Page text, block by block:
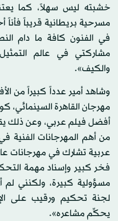
خشبته ليس سهلاً، كما
مسرحية بريطانية قريباً
في الفنون كافة ما دام
مشاركتي في عالم
والكيف».
وشاهد أمير عدداً كبيراً من
مهرجان القاهرة
أفضل فيلم عربي، وعن ذلك
من أهم المهرجانات الفنية
عربية تشارك في مهرجانات
فخر كبير وإسناد مهمة
مسؤولية كبيرة، ولكنني لم
لجنة تحكيم ورقيب على
يحكِّم مشاعره».